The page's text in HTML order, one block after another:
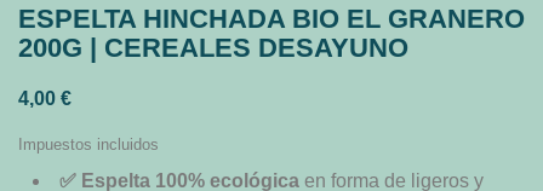
ESPELTA HINCHADA BIO EL GRANERO
200G | CEREALES DESAYUNO
4,00 €
Impuestos incluidos
✅ Espelta 100% ecológica en forma de ligeros y